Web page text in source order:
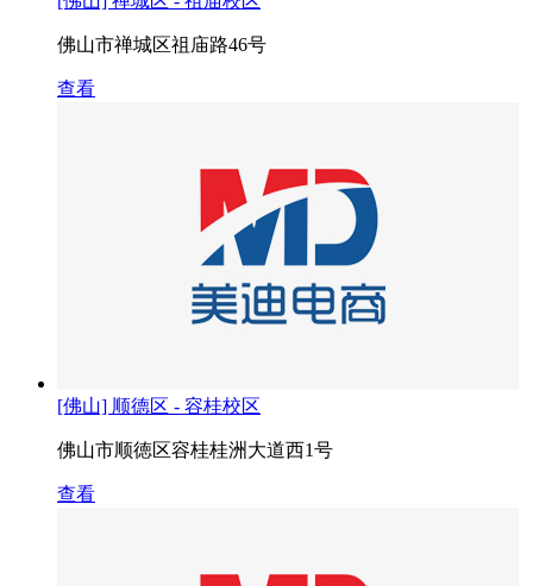
佛山市禅城区祖庙路46号
查看
[佛山] 顺德区 - 容桂校区
佛山市顺徳区容桂桂洲大道西1号
查看